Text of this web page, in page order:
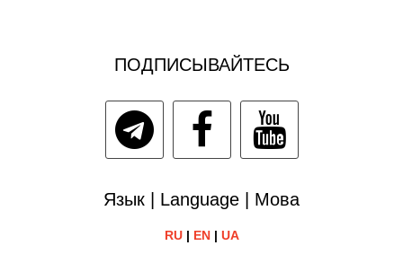
ПОДПИСЫВАЙТЕСЬ
Язык | Language | Мова
RU| EN| UA